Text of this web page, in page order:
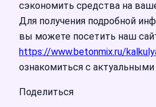
сэкономить средства на
Для получения подробной
вы можете посетить наш
https://www.betonmix.ru/
ознакомиться с
Поделиться